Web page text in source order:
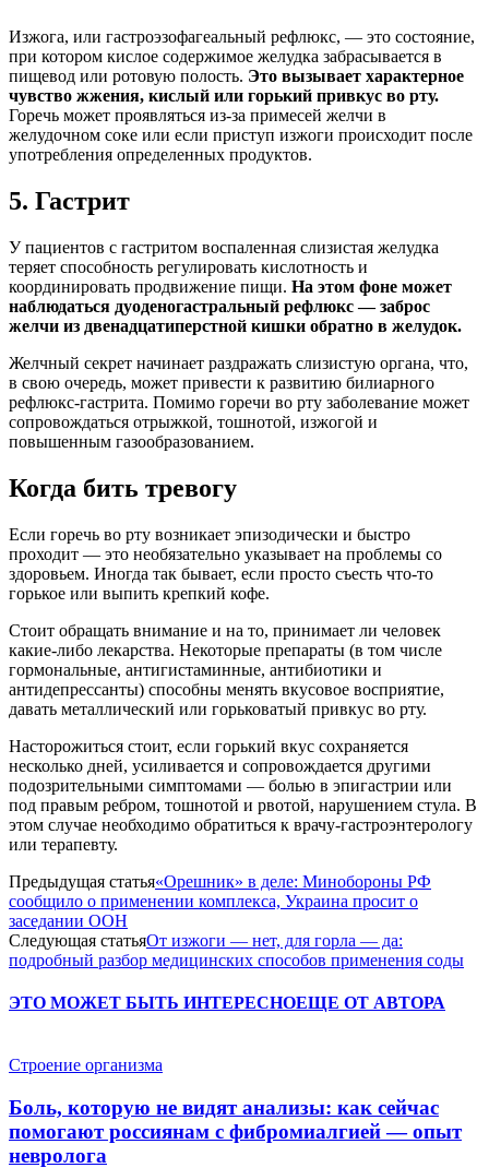
Изжога, или гастроэзофагеальный рефлюкс, — это состояние,
при котором кислое содержимое желудка забрасывается в
пищевод или ротовую полость. Это вызывает характерное
чувство жжения, кислый или горький привкус во рту.
Горечь может проявляться из-за примесей желчи в
желудочном соке или если приступ изжоги происходит после
употребления определенных продуктов.
5. Гастрит
У пациентов с гастритом воспаленная слизистая желудка
теряет способность регулировать кислотность и
координировать продвижение пищи. На этом фоне может
наблюдаться дуоденогастральный рефлюкс — заброс
желчи из двенадцатиперстной кишки обратно в желудок.
Желчный секрет начинает раздражать слизистую органа, что,
в свою очередь, может привести к развитию билиарного
рефлюкс-гастрита. Помимо горечи во рту заболевание может
сопровождаться отрыжкой, тошнотой, изжогой и
повышенным газообразованием.
Когда бить тревогу
Если горечь во рту возникает эпизодически и быстро
проходит — это необязательно указывает на проблемы со
здоровьем. Иногда так бывает, если просто съесть что-то
горькое или выпить крепкий кофе.
Стоит обращать внимание и на то, принимает ли человек
какие-либо лекарства. Некоторые препараты (в том числе
гормональные, антигистаминные, антибиотики и
антидепрессанты) способны менять вкусовое восприятие,
давать металлический или горьковатый привкус во рту.
Насторожиться стоит, если горький вкус сохраняется
несколько дней, усиливается и сопровождается другими
подозрительными симптомами — болью в эпигастрии или
под правым ребром, тошнотой и рвотой, нарушением стула. В
этом случае необходимо обратиться к врачу-гастроэнтерологу
или терапевту.
Предыдущая статья«Орешник» в деле: Минобороны РФ
сообщило о применении комплекса, Украина просит о
заседании ООН
Следующая статьяОт изжоги — нет, для горла — да:
подробный разбор медицинских способов применения соды
ЭТО МОЖЕТ БЫТЬ ИНТЕРЕСНОЕЩЕ ОТ АВТОРА
Строение организма
Боль, которую не видят анализы: как сейчас
помогают россиянам с фибромиалгией — опыт
невролога